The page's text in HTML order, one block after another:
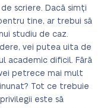
scriere. Dacă simți
tine, ar trebui să
studiu de caz.
vei putea uita de
academic dificil. Fără
petrece mai mult
Tot ce trebuie
este să